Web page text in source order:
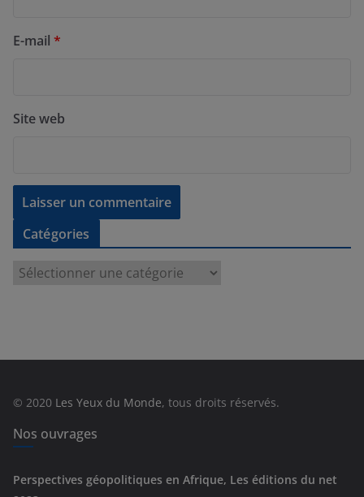
E-mail *
Site web
Catégories
e
s
© 2020 Les Yeux du Monde, tous droits réservés.
Nos ouvrages
Perspectives géopolitiques en Afrique, Les éditions du net